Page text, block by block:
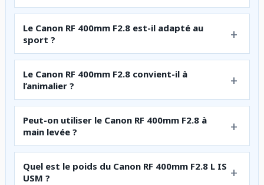
Le Canon RF 400mm F2.8 est-il adapté au
sport ?
Le Canon RF 400mm F2.8 convient-il à
l’animalier ?
Peut-on utiliser le Canon RF 400mm F2.8 à
main levée ?
Quel est le poids du Canon RF 400mm F2.8 L IS
USM ?